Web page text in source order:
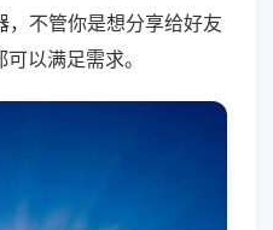
，不管你是想分享给好友
以满足需求。